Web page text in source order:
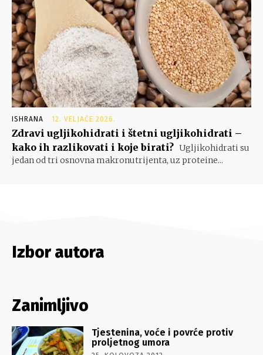
ISHRANA 12. VELJAČE 2026.
Zdravi ugljikohidrati i štetni ugljikohidrati –
kako ih razlikovati i koje birati? Ugljikohidrati su
jedan od tri osnovna makronutrijenta, uz proteine...
Izbor autora
Zanimljivo
Tjestenina, voće i povrće protiv
proljetnog umora